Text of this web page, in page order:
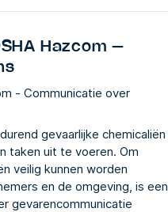
Hazcom –
- Communicatie over
gevaarlijke chemicaliën
taken uit te voeren. Om
veilig kunnen worden
en de omgeving, is een
gevarencommunicatie